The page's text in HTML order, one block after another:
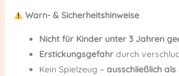
Warn- & Sicherheitshinweise
Nicht für Kinder unter 3 Jahren
Erstickungsgefahrdurch
Kein Spielzeug – ausschließlich als